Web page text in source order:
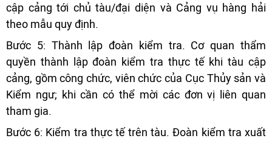
cập cảng tới chủ tàu/đại diện và Cảng vụ hàng hải
theo mẫu quy định.
Bước 5: Thành lập đoàn kiểm tra. Cơ quan thẩm
quyền thành lập đoàn kiểm tra thực tế khi tàu cập
cảng, gồm công chức, viên chức của Cục Thủy sản và
Kiểm ngư; khi cần có thể mời các đơn vị liên quan
tham gia.
Bước 6: Kiểm tra thực tế trên tàu. Đoàn kiểm tra xuất